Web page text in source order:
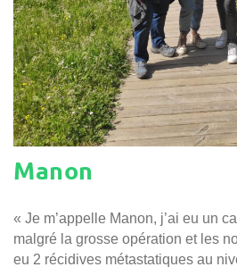
Manon
« Je m’appelle Manon, j’ai eu un
malgré la grosse opération et les
eu 2 récidives métastatiques au